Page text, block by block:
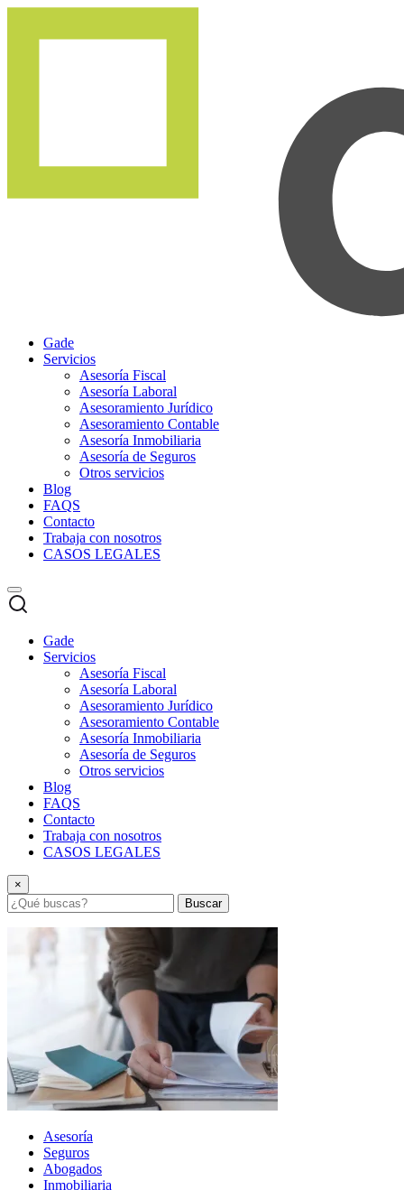
Gade
Servicios
Asesoría Fiscal
Asesoría Laboral
Asesoramiento Jurídico
Asesoramiento Contable
Asesoría Inmobiliaria
Asesoría de Seguros
Otros servicios
Blog
FAQS
Contacto
Trabaja con nosotros
CASOS LEGALES
Gade
Servicios
Asesoría Fiscal
Asesoría Laboral
Asesoramiento Jurídico
Asesoramiento Contable
Asesoría Inmobiliaria
Asesoría de Seguros
Otros servicios
Blog
FAQS
Contacto
Trabaja con nosotros
CASOS LEGALES
×
Buscar
Asesoría
Seguros
Abogados
Inmobiliaria